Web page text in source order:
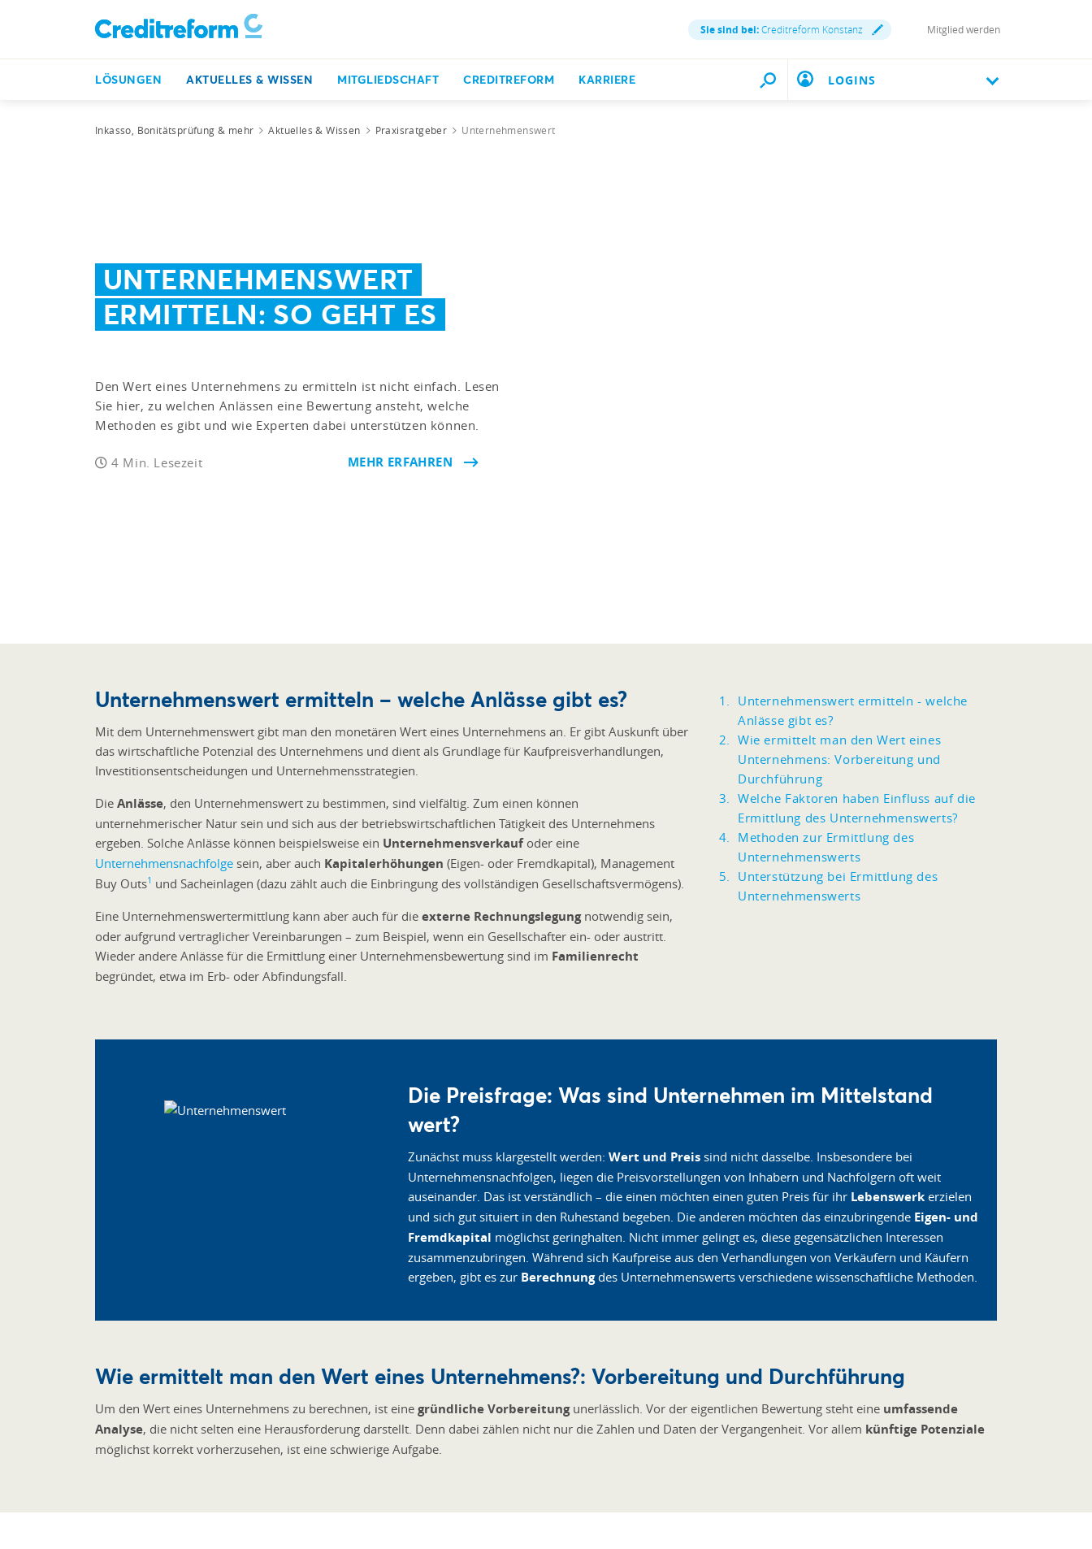
Sie sind bei:Creditreform Konstanz Mitglied werden
LÖSUNGEN AKTUELLES & WISSEN MITGLIEDSCHAFT CREDITREFORM KARRIERE LOGINS
Inkasso, Bonitätsprüfung & mehr Aktuelles & Wissen Praxisratgeber Unternehmenswert
UNTERNEHMENSWERT
ERMITTELN: SO GEHT ES
Den Wert eines Unternehmens zu ermitteln ist nicht einfach. Lesen
Sie hier, zu welchen Anlässen eine Bewertung ansteht, welche
Methoden es gibt und wie Experten dabei unterstützen können.
4 Min. Lesezeit MEHR ERFAHREN
Unternehmenswert ermitteln – welche Anlässe gibt es?
Mit dem Unternehmenswert gibt man den monetären Wert eines Unternehmens an. Er gibt Auskunft über
das wirtschaftliche Potenzial des Unternehmens und dient als Grundlage für Kaufpreisverhandlungen,
Investitionsentscheidungen und Unternehmensstrategien.
Die Anlässe, den Unternehmenswert zu bestimmen, sind vielfältig. Zum einen können
unternehmerischer Natur sein und sich aus der betriebswirtschaftlichen Tätigkeit des Unternehmens
ergeben. Solche Anlässe können beispielsweise ein Unternehmensverkaufoder eine
Unternehmensnachfolge sein, aber auch Kapitalerhöhungen (Eigen- oder Fremdkapital), Management
Buy Outs1 und Sacheinlagen (dazu zählt auch die Einbringung des vollständigen Gesellschaftsvermögens).
Eine Unternehmenswertermittlung kann aber auch für die externe Rechnungslegungnotwendig sein,
oder aufgrund vertraglicher Vereinbarungen – zum Beispiel, wenn ein Gesellschafter ein- oder austritt.
Wieder andere Anlässe für die Ermittlung einer Unternehmensbewertung sind im Familienrecht
begründet, etwa im Erb- oder Abfindungsfall.
Unternehmenswert ermitteln - welche
Anlässe gibt es?
Wie ermittelt man den Wert eines
Unternehmens: Vorbereitung und
Durchführung
Welche Faktoren haben Einfluss auf die
Ermittlung des Unternehmenswerts?
Methoden zur Ermittlung des
Unternehmenswerts
Unterstützung bei Ermittlung des
Unternehmenswerts
Die Preisfrage: Was sind Unternehmen im Mittelstand
wert?
Zunächst muss klargestellt werden: Wert und Preis sind nicht dasselbe. Insbesondere bei
Unternehmensnachfolgen, liegen die Preisvorstellungen von Inhabern und Nachfolgern oft weit
auseinander. Das ist verständlich – die einen möchten einen guten Preis für ihr Lebenswerk erzielen
und sich gut situiert in den Ruhestand begeben. Die anderen möchten das einzubringende Eigen- und
Fremdkapital möglichst geringhalten. Nicht immer gelingt es, diese gegensätzlichen Interessen
zusammenzubringen. Während sich Kaufpreise aus den Verhandlungen von Verkäufern und Käufern
ergeben, gibt es zur Berechnungdes Unternehmenswerts verschiedene wissenschaftliche Methoden.
Wie ermittelt man den Wert eines Unternehmens?: Vorbereitung und Durchführung
Um den Wert eines Unternehmens zu berechnen, ist eine gründliche Vorbereitungunerlässlich. Vor der eigentlichen Bewertung steht eine umfassende
Analyse, die nicht selten eine Herausforderung darstellt. Denn dabei zählen nicht nur die Zahlen und Daten der Vergangenheit. Vor allem künftige Potenziale
möglichst korrekt vorherzusehen, ist eine schwierige Aufgabe.